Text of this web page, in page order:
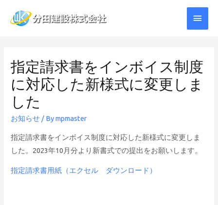
メ
メ
ニ
ー
指定請求書をインボイス制度
に対応した新様式に変更しま
した
お知らせ / Bympmaster
指定請求書をインボイス制度に対応した新様式に変更しま
した。2023年10月分より新書式での提出をお願いします。
指定請求書用紙（エクセル ダウンロード）